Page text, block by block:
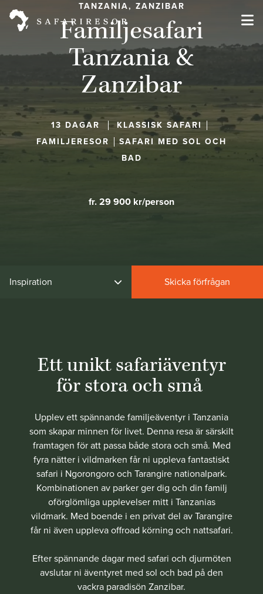
TANZANIA, ZANZIBAR
Familjesafari
Tanzania &
Zanzibar
13 DAGAR
KLASSISK SAFARI
FAMILJERESOR
SAFARI MED SOL OCH
BAD
fr. 29 900 kr/person
Inspiration Skicka förfrågan
Ett unikt safariäventyr
för stora och små
Upplev ett spännande familjeäventyr i Tanzania
som skapar minnen för livet. Denna resa är särskilt
framtagen för att passa både stora och små. Med
fyra nätter i vildmarken får ni uppleva fantastiskt
safari i Ngorongoro och Tarangire nationalpark.
Kombinationen av parker ger dig och din familj
oförglömliga upplevelser mitt i Tanzanias
vildmark. Med boende i en privat del av Tarangire
får ni även uppleva offroad körning och nattsafari.
Efter spännande dagar med safari och djurmöten
avslutar ni äventyret med sol och bad på den
vackra paradisön Zanzibar.